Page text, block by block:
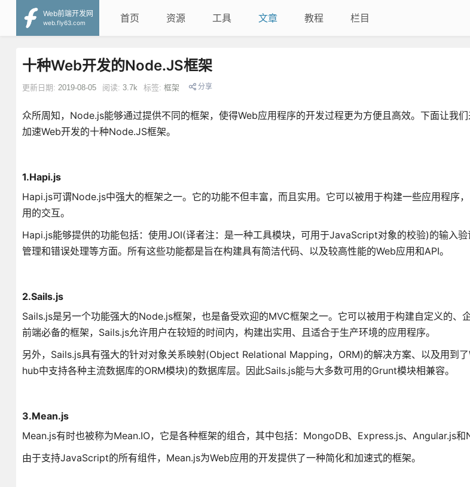
Web前端开发网
web.fly63.com
首页 资源 工具 文章 教程 栏目
十种Web开发的Node.JS框架
更新日期: 2019-08-05 阅读: 3.7k 标签: 框架 分享
众所周知，Node.js能够通过提供不同的框架，使得Web应用程序的开发过程更为方便且高效。下面让我
加速Web开发的十种Node.JS框架。
1.Hapi.js
Hapi.js可谓Node.js中强大的框架之一。它的功能不但丰富，而且实用。它可以被用于构建一些应用程序
用的交互。
Hapi.js能够提供的功能包括：使用JOI(译者注：是一种工具模块，可用于JavaScript对象的校验)的输入
管理和错误处理等方面。所有这些功能都是旨在构建具有简洁代码、以及较高性能的Web应用和API。
2.Sails.js
Sails.js是另一个功能强大的Node.js框架，也是备受欢迎的MVC框架之一。它可以被用于构建自定义的、
前端必备的框架，Sails.js允许用户在较短的时间内，构建出实用、且适合于生产环境的应用程序。
另外，Sails.js具有强大的针对对象关系映射(Object Relational Mapping，ORM)的解决方案、以及用到
hub中支持各种主流数据库的ORM模块)的数据库层。因此Sails.js能与大多数可用的Grunt模块相兼容。
3.Mean.js
Mean.js有时也被称为Mean.IO，它是各种框架的组合，其中包括：MongoDB、Express.js、Angular.js和
由于支持JavaScript的所有组件，Mean.js为Web应用的开发提供了一种简化和加速式的框架。